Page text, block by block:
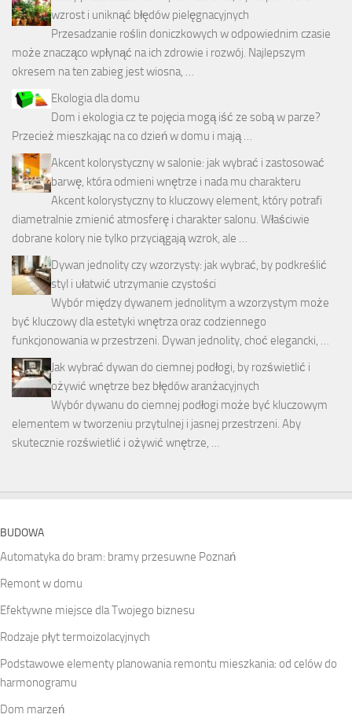
wzrost i uniknąć błędów pielęgnacyjnych
Przesadzanie roślin doniczkowych w odpowiednim czasie
może znacząco wpłynąć na ich zdrowie i rozwój. Najlepszym
okresem na ten zabieg jest wiosna, …
Ekologia dla domu
Dom i ekologia cz te pojęcia mogą iść ze sobą w parze?
Przecież mieszkając na co dzień w domu i mają …
Akcent kolorystyczny w salonie: jak wybrać i zastosować
barwę, która odmieni wnętrze i nada mu charakteru
Akcent kolorystyczny to kluczowy element, który potrafi
diametralnie zmienić atmosferę i charakter salonu. Właściwie
dobrane kolory nie tylko przyciągają wzrok, ale …
Dywan jednolity czy wzorzysty: jak wybrać, by podkreślić
styl i ułatwić utrzymanie czystości
Wybór między dywanem jednolitym a wzorzystym może
być kluczowy dla estetyki wnętrza oraz codziennego
funkcjonowania w przestrzeni. Dywan jednolity, choć elegancki, …
Jak wybrać dywan do ciemnej podłogi, by rozświetlić i
ożywić wnętrze bez błędów aranżacyjnych
Wybór dywanu do ciemnej podłogi może być kluczowym
elementem w tworzeniu przytulnej i jasnej przestrzeni. Aby
skutecznie rozświetlić i ożywić wnętrze, …
BUDOWA
Automatyka do bram: bramy przesuwne Poznań
Remont w domu
Efektywne miejsce dla Twojego biznesu
Rodzaje płyt termoizolacyjnych
Podstawowe elementy planowania remontu mieszkania: od celów do
harmonogramu
Dom marzeń